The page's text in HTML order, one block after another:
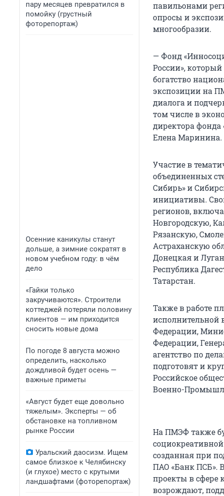
пару месяцев превратился в
помойку (грустный
фоторепортаж)
Осенние каникулы станут
дольше, а зимние сократят в
новом учебном году: в чём
дело
«Гайки только
закручиваются». Строители
коттеджей потеряли половину
клиентов — им приходится
сносить новые дома
По погоде 8 августа можно
определить, насколько
дождливой будет осень —
важные приметы
«Август будет еще довольно
тяжелым». Эксперты — об
обстановке на топливном
рынке России
Уральский даосизм. Ищем
самое близкое к Челябинску
(и глухое) место с крутыми
ландшафтами (фоторепортаж)
павильонами
опросы и
многообразии.
— Фонд
России»,
богатство
экспозиции на
диалога и
том числе в
директора фонда
Елена Маринина.
Участие в
объединенных
Сибирь» и
инициативы.
регионов,
Новгородскую,
Рязанскую,
Астраханскую
Донецкая и
Республика
Татарстан.
Также в работе
исполнительной
Федерации,
Федерации,
агентство по
подготовят и
Российское
Военно-
На ПМЭФ также
созданная при
ПАО «Банк ПСБ».
проекты в сфере
возрождают,